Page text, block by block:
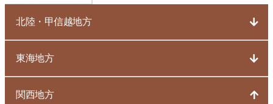
北陸・甲信越地方
東海地方
関西地方